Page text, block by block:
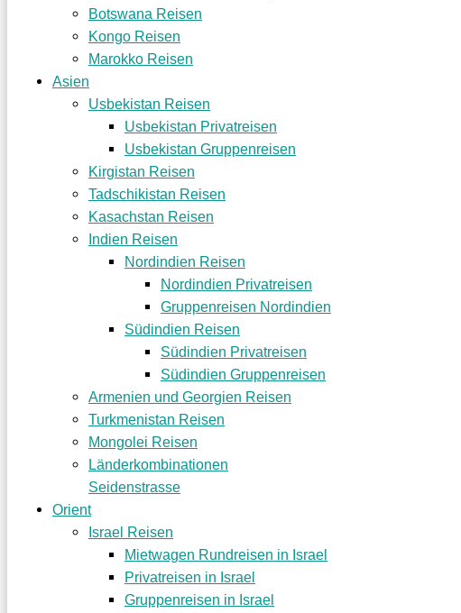
Botswana Reisen
Kongo Reisen
Marokko Reisen
Asien
Usbekistan Reisen
Usbekistan Privatreisen
Usbekistan Gruppenreisen
Kirgistan Reisen
Tadschikistan Reisen
Kasachstan Reisen
Indien Reisen
Nordindien Reisen
Nordindien Privatreisen
Gruppenreisen Nordindien
Südindien Reisen
Südindien Privatreisen
Südindien Gruppenreisen
Armenien und Georgien Reisen
Turkmenistan Reisen
Mongolei Reisen
Länderkombinationen
Seidenstrasse
Orient
Israel Reisen
Mietwagen Rundreisen in Israel
Privatreisen in Israel
Gruppenreisen in Israel